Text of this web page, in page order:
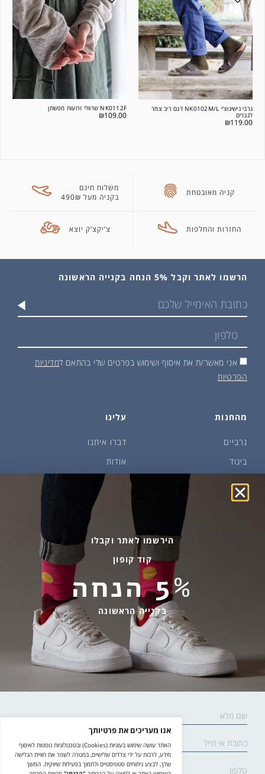
גרבי נישיגוצ'י NK0102M/L דגם ריב צמר
לגברים
₪119.00
NK0112F שרוולי זרועות מפשתן
₪109.00
קניה מאובטחת
משלוח חינם
בקניה מעל 490₪
החזרות והחלפות צ’יקצ’ק יוצא
מהחנות
גרביים
ביגוד
פקעות ובצלים
עלינו
דברו איתנו
אודות
איפה קונים?
הבלוג של יודפת
החלפות והחזרות
אספקה ומשלוחים
הצהרת נגישות
מדיניות פרטיות
שירות לקוחות
בהודעות ווטסאפ בלבד
058-7477780
contact@yodfat.shop
ימים א׳-ה׳,9:00-13:00
הרשמו לאתר וקבל 5% הנחה בקנייה הראשונה
אני מאשר/ת את איסוף ושימוש בפרטים שלי בהתאם למדיניות
הפרטיות
© yodfat.shop / site by crossing parallels / קידום אתר
הירשמו לאתר וקבלו
קוד קופון
5% הנחה
בקנייה הראשונה